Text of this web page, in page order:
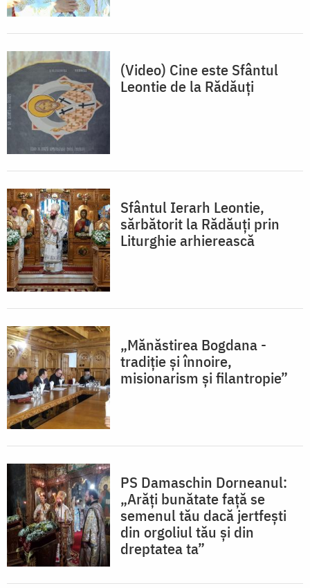
(Video) Cine este Sfântul
Leontie de la Rădăuți
Sfântul Ierarh Leontie,
sărbătorit la Rădăuți prin
Liturghie arhierească
„Mănăstirea Bogdana -
tradiţie şi înnoire,
misionarism şi filantropie”
PS Damaschin Dorneanul:
„Arăți bunătate față se
semenul tău dacă jertfești
din orgoliul tău și din
dreptatea ta”